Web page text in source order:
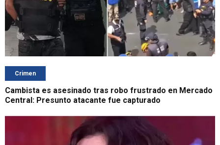
Crimen
Cambista es asesinado tras robo frustrado en Mercado
Central: Presunto atacante fue capturado